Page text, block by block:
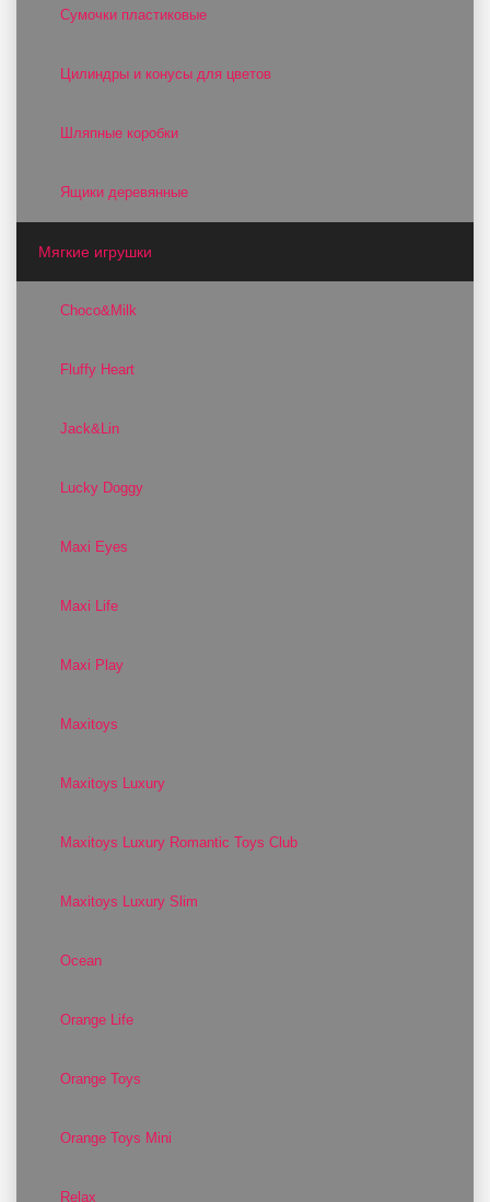
Сумочки пластиковые
Цилиндры и конусы для цветов
Шляпные коробки
Ящики деревянные
Мягкие игрушки
Choco&Milk
Fluffy Heart
Jack&Lin
Lucky Doggy
Maxi Eyes
Maxi Life
Maxi Play
Maxitoys
Maxitoys Luxury
Maxitoys Luxury Romantic Toys Club
Maxitoys Luxury Slim
Ocean
Orange Life
Orange Toys
Orange Toys Mini
Relax